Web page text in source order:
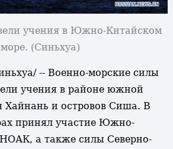
учения в Южно-Китайском
море. (Синьхуа)
-- Военно-морские силы
учения в районе южной
Хайнань и островов Сиша. В
принял участие Южно-
а также силы Северно-